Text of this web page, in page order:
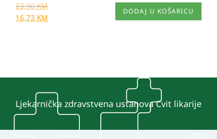
23,90KM
16,73 KM
DODAJ U KOŠARICU
Ljekarnička zdravstvena ustanova Cvit likarije